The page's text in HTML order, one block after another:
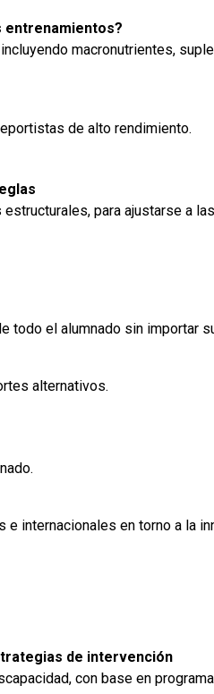
entrenamientos?
macronutrientes,
de alto rendimiento.
para ajustarse a
el alumnado sin importar
alternativos.
internacionales en torno a la
de intervención
con base en